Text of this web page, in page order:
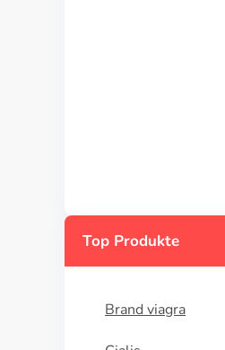
Top Produkte
Brand viagra